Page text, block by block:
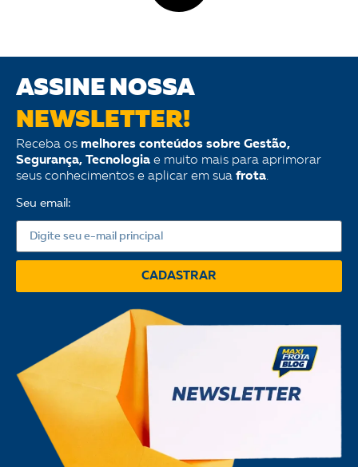
ASSINE NOSSA
NEWSLETTER!
Receba os melhores conteúdos sobre Gestão,
Segurança, Tecnologia e muito mais para aprimorar
seus conhecimentos e aplicar em sua frota.
Seu email:
CADASTRAR